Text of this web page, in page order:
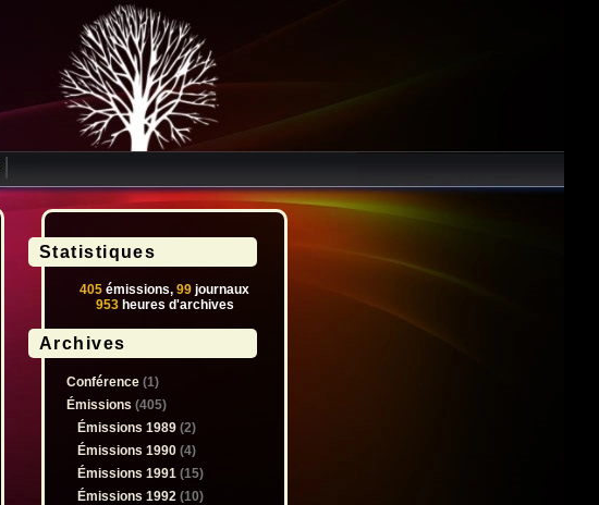
Statistiques
405 émissions, 99 journaux
953heures d'archives
Archives
Conférence (1)
Émissions (405)
Émissions 1989 (2)
Émissions 1990 (4)
Émissions 1991 (15)
Émissions 1992 (10)